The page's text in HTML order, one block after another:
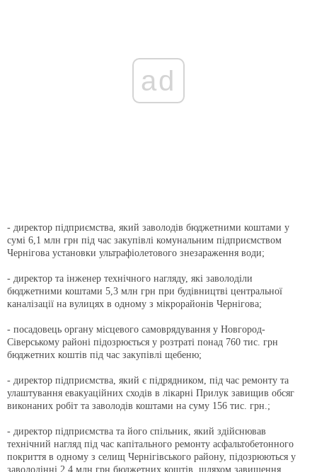
ad
- директор підприємства, який заволодів бюджетними коштами у
сумі 6,1 млн грн під час закупівлі комунальним підприємством
Чернігова установки ультрафіолетового знезараження води;
- директор та інженер технічного нагляду, які заволоділи
бюджетними коштами 5,3 млн грн при будівництві центральної
каналізації на вулицях в одному з мікрорайонів Чернігова;
- посадовець органу місцевого самоврядування у Новгород-
Сіверському районі підозрюється у розтраті понад 760 тис. грн
бюджетних коштів під час закупівлі щебеню;
- директор підприємства, який є підрядником, під час ремонту та
улаштування евакуаційних сходів в лікарні Прилук завищив обсяг
виконаних робіт та заволодів коштами на суму 156 тис. грн.;
- директор підприємства та його спільник, який здійснював
технічний нагляд під час капітального ремонту асфальтобетонного
покриття в одному з селищ Чернігівського району, підозрюються у
заволодінні 2,4 млн грн бюджетних коштів, шляхом завищення